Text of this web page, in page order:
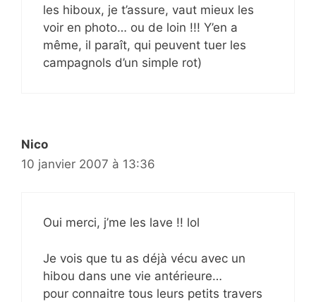
les hiboux, je t’assure, vaut mieux les
voir en photo… ou de loin !!! Y’en a
même, il paraît, qui peuvent tuer les
campagnols d’un simple rot)
Nico
10 janvier 2007 à 13:36
Oui merci, j’me les lave !! lol
Je vois que tu as déjà vécu avec un
hibou dans une vie antérieure…
pour connaitre tous leurs petits travers